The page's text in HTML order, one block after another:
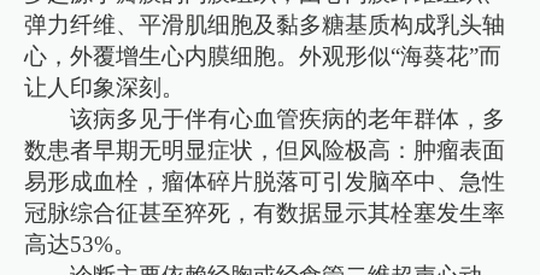
弹力纤维、平滑肌细胞及黏多糖基质构成乳头轴
心，外覆增生心内膜细胞。外观形似“海葵花”而
让人印象深刻。
该病多见于伴有心血管疾病的老年群体，多
数患者早期无明显症状，但风险极高：肿瘤表面
易形成血栓，瘤体碎片脱落可引发脑卒中、急性
冠脉综合征甚至猝死，有数据显示其栓塞发生率
高达53%。